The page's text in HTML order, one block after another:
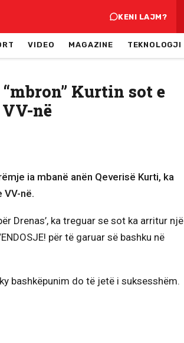
KENI LAJM?
VIDEO MAGAZINE TEKNOLOGJI
Kurtin sot e
në
ia mbanë anën Qeverisë Kurti, ka
VV-në.
Drenas’, ka treguar se sot ka arritur një
për të garuar së bashku në
bashkëpunim do të jetë i suksesshëm.